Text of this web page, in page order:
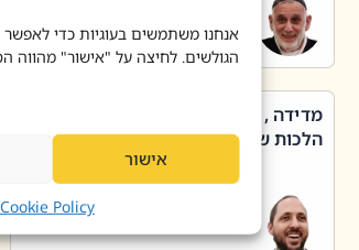
אנחנו משתמשים בעוגיות כדי
הגולשים. לחיצה על "אישור" מהווה
אישור
Cookie Policy
מדידה , קניה , שטיפת כלים בשבת –
הלכות שבת – סימן שכג